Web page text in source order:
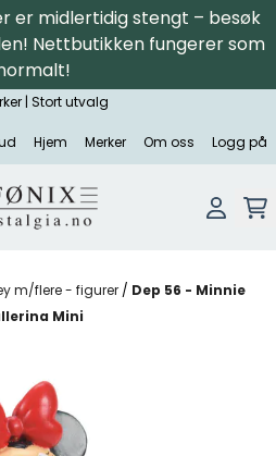
er midlertidig stengt – besøk
Nettbutikken fungerer som
| Stort utvalg
Hjem Merker Om oss Logg på
m/flere - figurer / Dep 56 - Minnie
Mini